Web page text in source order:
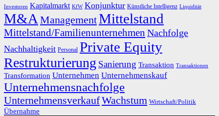
Investoren Kapitalmarkt KfW Konjunktur Künstliche Intelligenz Liquidität
M&A ManagementMittelstand
Mittelstand/Familienunternehmen Nachfolge
Nachhaltigkeit Personal Private Equity
Restrukturierung Sanierung Transaktion Transaktionen
Transformation Unternehmen Unternehmenskauf
Unternehmensnachfolge
UnternehmensverkaufWachstum Wirtschaft/Politik
Übernahme